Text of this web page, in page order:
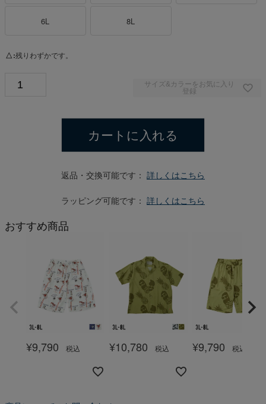
6L 8L
△ 残りわずかです。
サイズ&カラーをお気に入り
登録
カートに入れる
返品・交換可能です： 詳しくはこちら
ラッピング可能です： 詳しくはこちら
おすすめ商品
¥9,790 税込 ¥10,780 税込 ¥9,790 税込